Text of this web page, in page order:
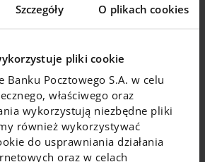
Szczegóły O plikach cookies
pliki cookie
Pocztowego S.A. w celu
właściwego oraz
wykorzystują niezbędne pliki
również wykorzystywać
do usprawniania działania
oraz w celach
posiadający kartę z logo
kartę Caritasmogąbezpłatnie
z bankomatów sieciPlanet
Konta w Porządku, Konta